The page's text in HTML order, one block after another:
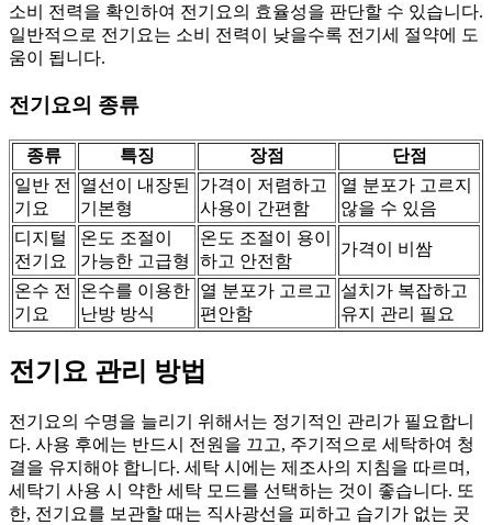
소비 전력을 확인하여 전기요의 효율성을 판단할 수 있습니다.
일반적으로 전기요는 소비 전력이 낮을수록 전기세 절약에 도
움이 됩니다.
전기요의 종류
종류 특징 장점
단점
일반 전
기요
열선이 내장된
기본형
가격이 저렴하고
사용이 간편함
열 분포가 고르지
않을 수 있음
디지털
전기요
온도 조절이
가능한 고급형
온도 조절이 용이
하고 안전함
가격이 비쌈
온수 전
기요
온수를 이용한
난방 방식
열 분포가 고르고
편안함
설치가 복잡하고
유지 관리 필요
전기요 관리 방법
전기요의 수명을 늘리기 위해서는 정기적인 관리가 필요합니
다. 사용 후에는 반드시 전원을 끄고, 주기적으로 세탁하여 청
결을 유지해야 합니다. 세탁 시에는 제조사의 지침을 따르며,
세탁기 사용 시 약한 세탁 모드를 선택하는 것이 좋습니다. 또
한, 전기요를 보관할 때는 직사광선을 피하고 습기가 없는 곳